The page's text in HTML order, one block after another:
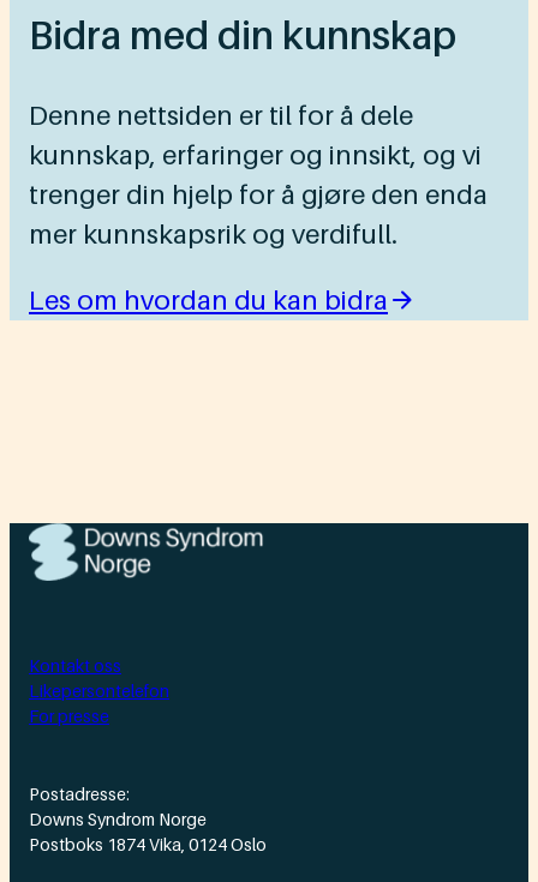
Bidra med din kunnskap
Denne nettsiden er til for å dele
kunnskap, erfaringer og innsikt, og vi
trenger din hjelp for å gjøre den enda
mer kunnskapsrik og verdifull.
Les om hvordan du kan bidra
Kontakt oss
Likepersontelefon
For presse
Postadresse:
Downs Syndrom Norge
Postboks 1874 Vika, 0124 Oslo